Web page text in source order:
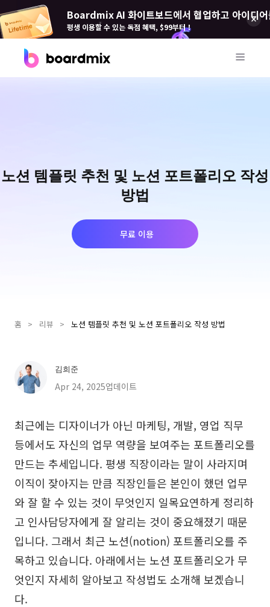
Boardmix AI 화이트보드에서 협업하고 아이디
평생 이용할 수 있는 독점 혜택, $99부터！
Boardmix 개발자 플랫폼
Pixso(픽소)
솔루션
마인드맵
ER 다이어그램
UML 다이어그램
조직도
SMART 목표 설정
비즈니스 모델 캔버스
사용자 여정 지도
아키텍처 다이어그램
워크플로우
스크럼 도구
브레인스토밍
팀 협업
노션 템플릿 추천 및 노션 포트폴리오 작성
방법
무료 이용
홈 > 리뷰 > 노션 템플릿 추천 및 노션 포트폴리오 작성 방법
김희준
Apr 24, 2025업데이트
최근에는 디자이너가 아닌 마케팅, 개발, 영업 직무
등에서도 자신의 업무 역량을 보여주는 포트폴리오를
만드는 추세입니다. 평생 직장이라는 말이 사라지며
이직이 잦아지는 만큼 직장인들은 본인이 했던 업무
와 잘 할 수 있는 것이 무엇인지 일목요연하게 정리하
고 인사담당자에게 잘 알리는 것이 중요해졌기 때문
입니다. 그래서 최근 노션(notion) 포트폴리오를 주
목하고 있습니다. 아래에서는 노션 포트폴리오가 무
엇인지 자세히 알아보고 작성법도 소개해 보겠습니
다.